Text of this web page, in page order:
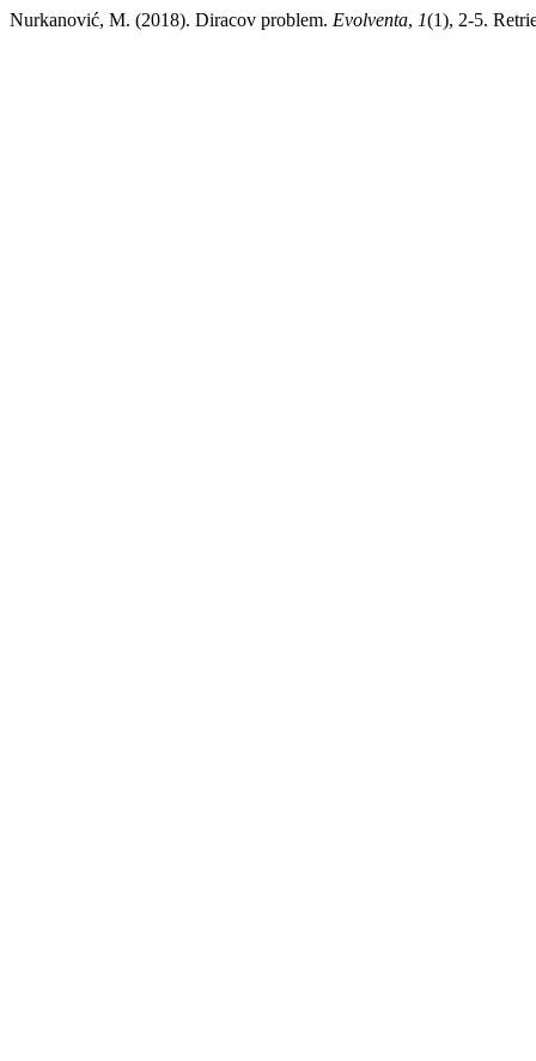
Nurkanović, M. (2018). Diracov problem. Evolventa, 1(1), 2-5.